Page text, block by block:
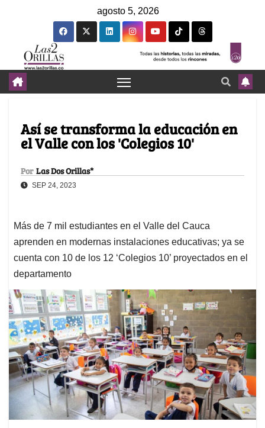
agosto 5, 2026
Así se transforma la educación en
el Valle con los 'Colegios 10'
Por Las Dos Orillas*
SEP 24, 2023
Más de 7 mil estudiantes en el Valle del Cauca
aprenden en modernas instalaciones educativas; ya se
cuenta con 10 de los 12 ‘Colegios 10’ proyectados en el
departamento